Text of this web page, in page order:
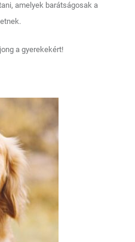
amelyek barátságosak a
a gyerekekért!